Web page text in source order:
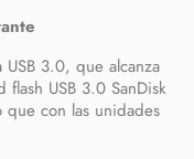
3.0, que alcanza
flash USB 3.0 SanDisk
que con las unidades